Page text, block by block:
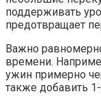
поддерживать
предотвращает
Важно
времени.
ужин примерно
также добавить